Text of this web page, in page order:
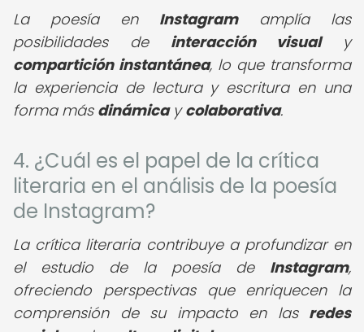
La poesía en Instagramamplía las
posibilidades de interacción visualy
compartición instantánea, lo que transforma
la experiencia de lectura y escritura en una
forma más dinámicaycolaborativa.
4. ¿Cuál es el papel de la crítica
literaria en el análisis de la poesía
de Instagram?
La crítica literaria contribuye a profundizar en
el estudio de la poesía de Instagram,
ofreciendo perspectivas que enriquecen la
comprensión de su impacto en las redes